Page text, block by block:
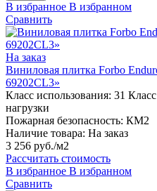
В избранное В избранном
Сравнить
На заказ
Виниловая плитка Forbo
69202CL3»
Класс использования: 31
нагрузки
Пожарная безопасность: КМ2
Наличие товара: На заказ
3 256 руб./м2
Рассчитать стоимость
В избранное В избранном
Сравнить